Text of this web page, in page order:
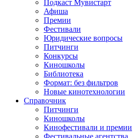
Подкаст Мувистарт
Афиша
Премии
Фестивали
Юридические вопросы
Питчинги
Конкурсы
Киношколы
Библиотека
Формат: без фильтров
Новые кинотехнологии
Справочник
Питчинги
Киношколы
Кинофестивали и премии
Фестивальные агентства